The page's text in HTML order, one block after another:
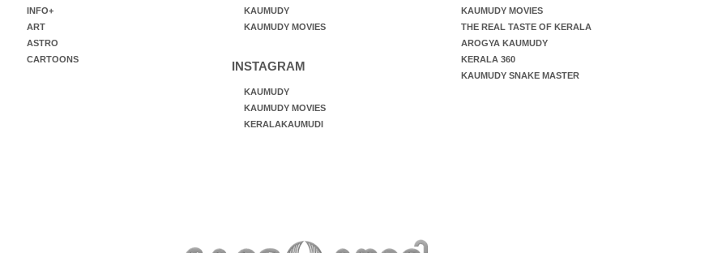
INFO+
ART
ASTRO
CARTOONS
KAUMUDY
KAUMUDY MOVIES
INSTAGRAM
KAUMUDY
KAUMUDY MOVIES
KERALAKAUMUDI
KAUMUDY MOVIES
THE REAL TASTE OF KERALA
AROGYA KAUMUDY
KERALA 360
KAUMUDY SNAKE MASTER